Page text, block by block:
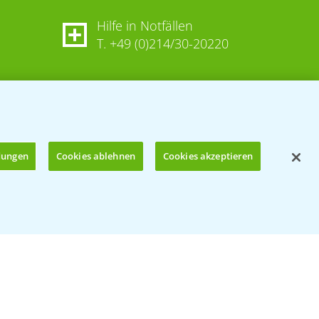
Hilfe in Notfällen
T. +49 (0)214/30-20220
Cookies ablehnen Cookies akzeptieren